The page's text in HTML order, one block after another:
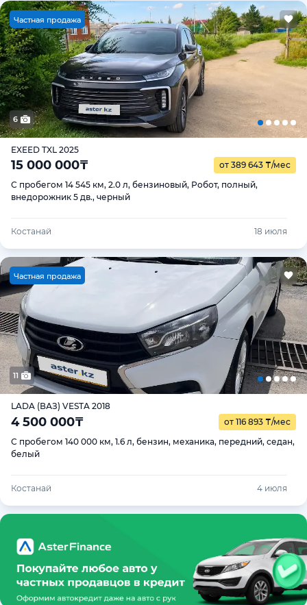
Частная продажа
6
EXEED TXL 2025
15 000 000₸ от 389 643 ₸/мес
С пробегом 14 545 км, 2.0 л, бензиновый, Робот, полный,
внедорожник 5 дв., черный
Костанай 18 июля
Частная продажа
11
LADA (ВАЗ) VESTA 2018
4 500 000₸ от 116 893 ₸/мес
С пробегом 140 000 км, 1.6 л, бензин, механика, передний, седан,
белый
Костанай 4 июля